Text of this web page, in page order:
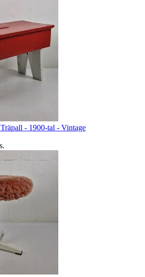
- 1900-tal - Vintage
.